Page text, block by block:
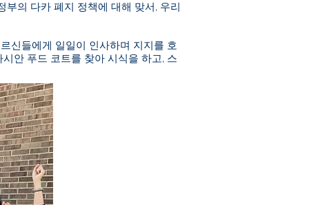
의 다카 폐지 정책에 대해 맞서, 우리
신들에게 일일이 인사하며 지지를 호
안 푸드 코트를 찾아 시식을 하고, 스